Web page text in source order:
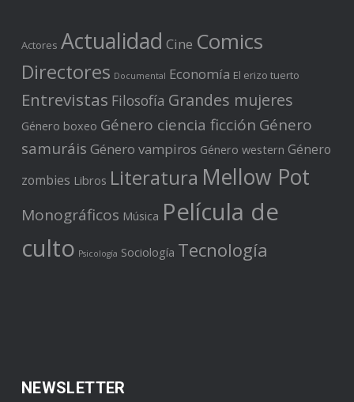
Actores Actualidad Cine Comics
Directores Documental Economía El erizo tuerto
Entrevistas Filosofía Grandes mujeres
Género boxeo Género ciencia ficción Género
samuráis Género vampiros Género western Género
zombies Libros Literatura Mellow Pot
Monográficos Música Película de
culto Psicología Sociología Tecnología
NEWSLETTER